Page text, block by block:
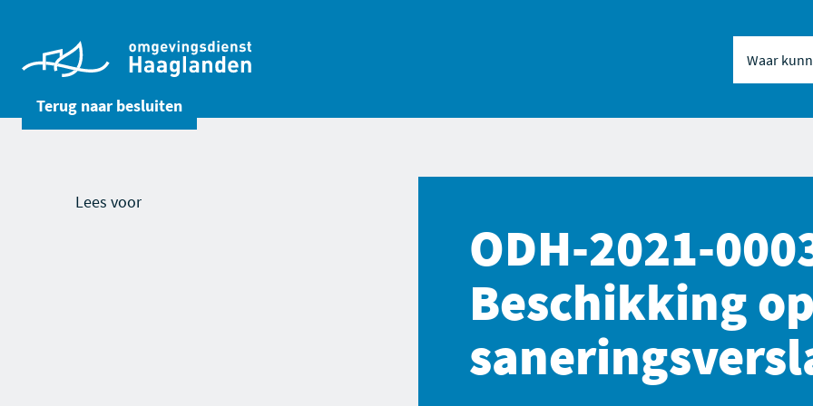
Naar
Naar
Waar
Terug naar besluiten
Lees voor
ODH-2021-
Beschikking op